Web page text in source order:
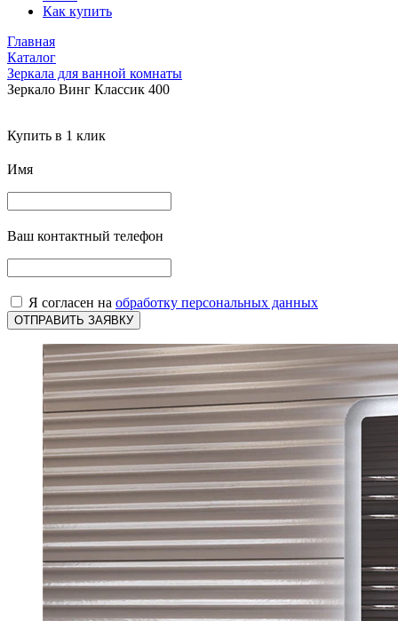
Как купить
Главная
Каталог
Зеркала для ванной комнаты
Зеркало Винг Классик 400
Купить в 1 клик
Имя
Ваш контактный телефон
Я согласен на обработку персональных данных